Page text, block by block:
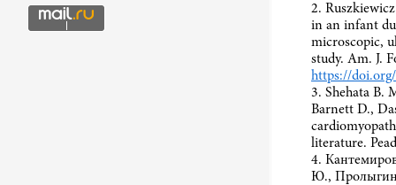
2.
in an infant
microscopic,
study. Am. J.
https://
3. Shehata B.
Barnett D.,
literature.
4.
Ю.,